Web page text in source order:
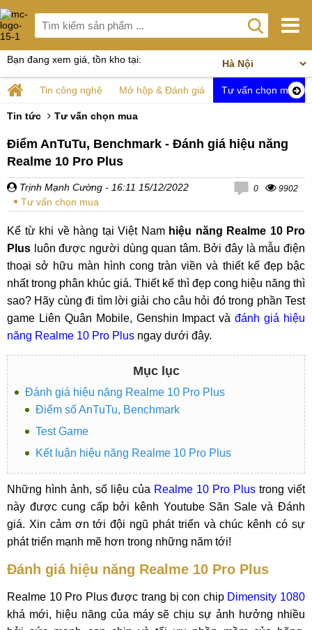
Bạn đang xem giá, tồn kho tại:
Tin công nghệ Mở hộp & Đánh giá Tư vấn chọn mua
Tin tức Tư vấn chọn mua
Điểm AnTuTu, Benchmark - Đánh giá hiệu năng
Realme 10 Pro Plus
Trịnh Mạnh Cường - 16:11 15/12/2022
Tư vấn chọn mua
0 9902
Kể từ khi về hàng tại Việt Nam hiệu năng Realme 10 Pro
Plus luôn được người dùng quan tâm. Bởi đây là mẫu điện
thoại sở hữu màn hình cong tràn viền và thiết kế đẹp bậc
nhất trong phân khúc giá. Thiết kế thì đẹp cong hiệu năng thì
sao? Hãy cùng đi tìm lời giải cho câu hỏi đó trong phần Test
game Liên Quân Mobile, Genshin Impact vàđánh giá hiệu
năng Realme 10 Pro Plus ngay dưới đây.
Mục lục
Đánh giá hiệu năng Realme 10 Pro Plus
Điểm số AnTuTu, Benchmark
Test Game
Kết luận hiệu năng Realme 10 Pro Plus
Những hình ảnh, số liệu của Realme 10 Pro Plus trong viết
này được cung cấp bởi kênh Youtube Săn Sale và Đánh
giá. Xin cảm ơn tới đội ngũ phát triển và chúc kênh có sự
phát triển mạnh mẽ hơn trong những năm tới!
Đánh giá hiệu năng Realme 10 Pro Plus
Realme 10 Pro Plus được trang bị con chip Dimensity 1080
khá mới, hiệu năng của máy sẽ chịu sự ảnh hưởng nhiều